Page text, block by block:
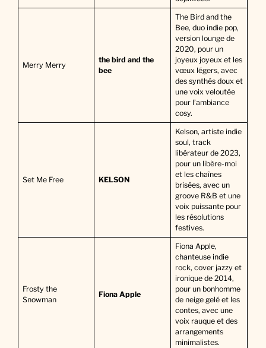
Merry Merry
the bird and the
bee
The Bird and the
Bee, duo indie pop,
version lounge de
2020, pour un
joyeux joyeux et les
vœux légers, avec
des synthés doux et
une voix veloutée
pour l’ambiance
cosy.
Set Me Free KELSON
Kelson, artiste indie
soul, track
libérateur de 2023,
pour un libère-moi
et les chaînes
brisées, avec un
groove R&B et une
voix puissante pour
les résolutions
festives.
Frosty the
Snowman
Fiona Apple
Fiona Apple,
chanteuse indie
rock, cover jazzy et
ironique de 2014,
pour un bonhomme
de neige gelé et les
contes, avec une
voix rauque et des
arrangements
minimalistes.